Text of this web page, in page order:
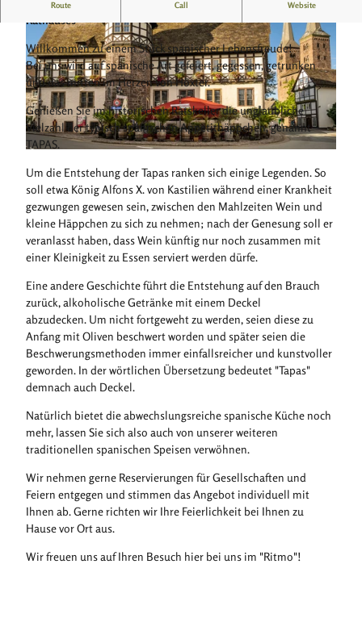
© Unbekannt
Route Call Website
Rathauses
Willkommen zu einem Stück spanischer Lebensfreude!
Bei uns wird auf spanische Art gefeiert, gegessen, getrunken
und das mitten im Herzen von Höxter.
Genießen Sie im historischen Ratskeller die unglaubliche
Vielzahl der typisch spanischen Appetithäppchen, genannt
TAPAS.
Um die Entstehung der Tapas ranken sich einige Legenden. So
soll etwa König Alfons X. von Kastilien während einer Krankheit
gezwungen gewesen sein, zwischen den Mahlzeiten Wein und
kleine Häppchen zu sich zu nehmen; nach der Genesung soll er
veranlasst haben, dass Wein künftig nur noch zusammen mit
einer Kleinigkeit zu Essen serviert werden dürfe.
Eine andere Geschichte führt die Entstehung auf den Brauch
zurück, alkoholische Getränke mit einem Deckel
abzudecken. Um nicht fortgeweht zu werden, seien diese zu
Anfang mit Oliven beschwert worden und später seien die
Beschwerungsmethoden immer einfallsreicher und kunstvoller
geworden. In der wörtlichen Übersetzung bedeutet "Tapas"
demnach auch Deckel.
Natürlich bietet die abwechslungsreiche spanische Küche noch
mehr, lassen Sie sich also auch von unserer weiteren
traditionellen spanischen Speisen verwöhnen.
Wir nehmen gerne Reservierungen für Gesellschaften und
Feiern entgegen und stimmen das Angebot individuell mit
Ihnen ab. Gerne richten wir Ihre Feierlichkeit bei Ihnen zu
Hause vor Ort aus.
Wir freuen uns auf Ihren Besuch hier bei uns im "Ritmo"!